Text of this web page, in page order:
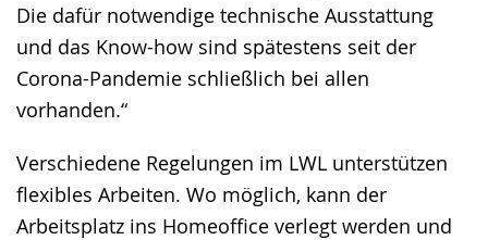
Die dafür notwendige technische Ausstattung
und das Know-how sind spätestens seit der
Corona-Pandemie schließlich bei allen
vorhanden.“
Verschiedene Regelungen im LWL unterstützen
flexibles Arbeiten. Wo möglich, kann der
Arbeitsplatz ins Homeoffice verlegt werden und